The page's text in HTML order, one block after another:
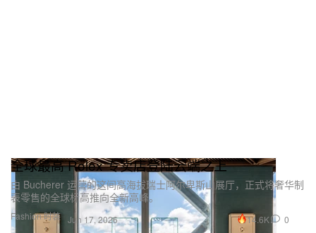
Fashion 时装
全球最高 Rolex 专卖店登陆云端之上
由 Bucherer 运营的这间高海拔瑞士阿尔卑斯山展厅，正式将奢华制
表零售的全球标高推向全新高峰。
Jun 17, 2026 14.6K 0